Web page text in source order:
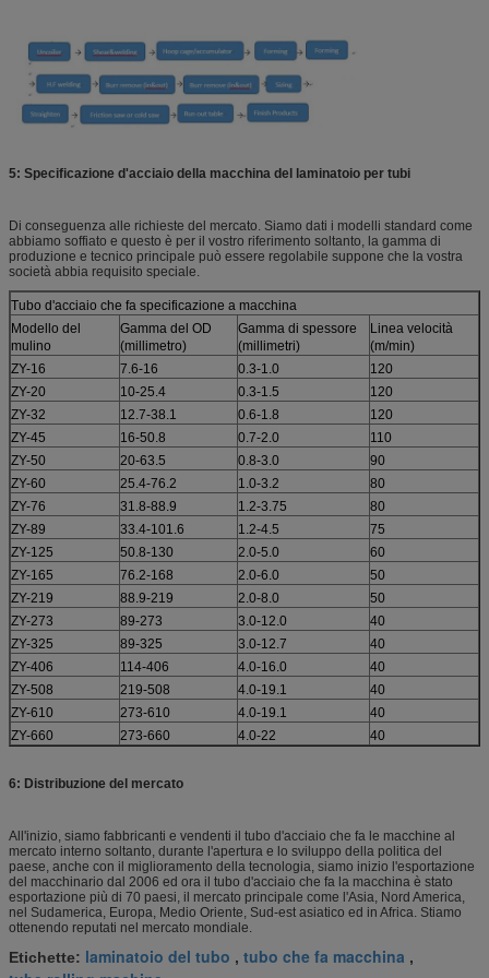
5: Specificazione d'acciaio della macchina del laminatoio per tubi
Di conseguenza alle richieste del mercato. Siamo dati i modelli standard come
abbiamo soffiato e questo è per il vostro riferimento soltanto, la gamma di
produzione e tecnico principale può essere regolabile suppone che la vostra
società abbia requisito speciale.
Tubo d'acciaio che fa specificazione a macchina
Modello del
mulino
Gamma del OD
(millimetro)
Gamma di spessore
(millimetri)
Linea velocità
(m/min)
ZY-16
7.6-16 0.3-1.0
120
ZY-20
10-25.4 0.3-1.5
120
ZY-32
12.7-38.1 0.6-1.8
120
ZY-45
16-50.8 0.7-2.0
110
ZY-50
20-63.5 0.8-3.0
90
ZY-60
25.4-76.2 1.0-3.2
80
ZY-76
31.8-88.9 1.2-3.75
80
ZY-89
33.4-101.6 1.2-4.5
75
ZY-125
50.8-130 2.0-5.0
60
ZY-165
76.2-168 2.0-6.0
50
ZY-219
88.9-219 2.0-8.0
50
ZY-273
89-273 3.0-12.0
40
ZY-325
89-325 3.0-12.7
40
ZY-406
114-406 4.0-16.0
40
ZY-508
219-508 4.0-19.1
40
ZY-610
273-610 4.0-19.1
40
ZY-660
273-660 4.0-22 40
6: Distribuzione del mercato
All'inizio, siamo fabbricanti e vendenti il tubo d'acciaio che fa le macchine al
mercato interno soltanto, durante l'apertura e lo sviluppo della politica del
paese, anche con il miglioramento della tecnologia, siamo inizio l'esportazione
del macchinario dal 2006 ed ora il tubo d'acciaio che fa la macchina è stato
esportazione più di 70 paesi, il mercato principale come l'Asia, Nord America,
nel Sudamerica, Europa, Medio Oriente, Sud-est asiatico ed in Africa. Stiamo
ottenendo reputati nel mercato mondiale.
Etichette: laminatoio del tubo , tubo che fa macchina ,